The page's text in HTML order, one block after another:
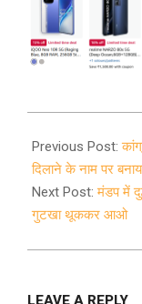
08-
29
Previous Post:
दिलाने के नाम पर
Next Post:मंडप में
गुटखा थूककर आओ
LEAVE A REPLY